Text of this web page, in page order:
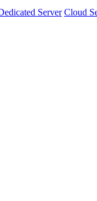
Server Cloud